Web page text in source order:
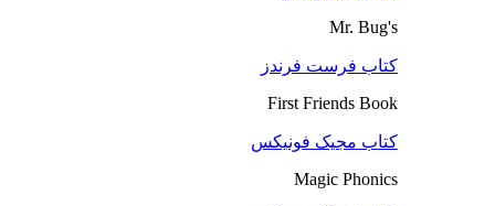
Mr. Bug's
کتاب فرست فرندز
First Friends Book
کتاب مجیک فونیکس
Magic Phonics